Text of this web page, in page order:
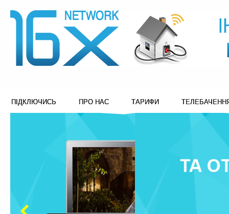
ПІДКЛЮЧИСЬ ПРО НАС ТАРИФИ